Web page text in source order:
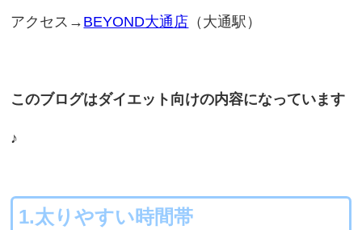
アクセス→ BEYOND大通店 （大通駅）
このブログはダイエット向けの内容になっています
♪
1.太りやすい時間帯